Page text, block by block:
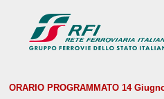
ORARIO PROGRAMMATO 14